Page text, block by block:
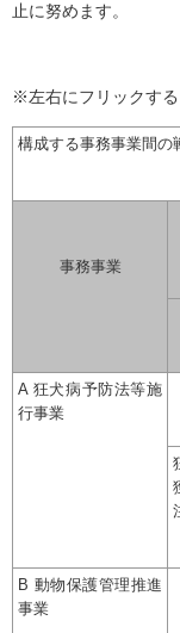
止に努めます。
※左右にフリックする
構成する事務事業間の
事務事業
A 狂犬病予防法等施
行事業
B 動物保護管理推進
事業